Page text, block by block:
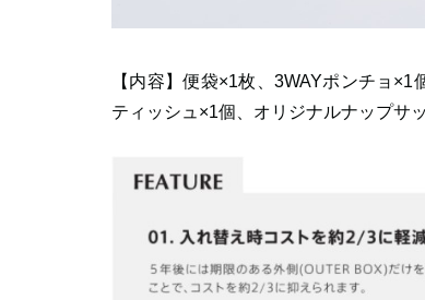
【内容】便袋×1枚、3WAYポンチョ
ティッシュ×1個、オリジナルナップサ